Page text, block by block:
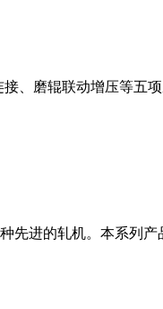
、磨辊联动增压等五
先进的轧机。本系列